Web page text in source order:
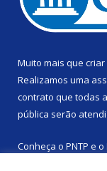
Muito mais que criar
Realizamos uma
contrato que todas
pública serão
Conheça o PNTP e o